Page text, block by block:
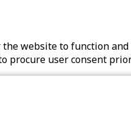
website to function
procure user consent